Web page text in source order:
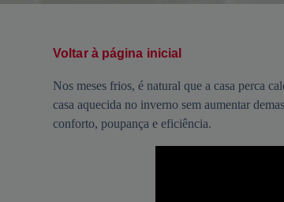
Voltar à página inicial
Nos meses frios, é natural que a casa perca
casa aquecida no inverno sem aumentar
conforto, poupança e eficiência.